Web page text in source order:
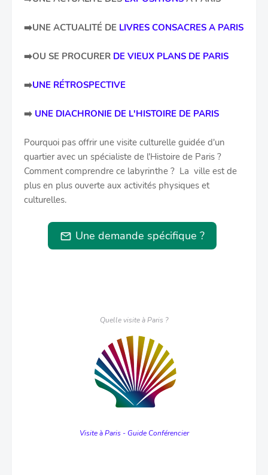
➡️UNE ACTUALITÉ DE LIVRES CONSACRES A PARIS
➡️OU SE PROCURER DE VIEUX PLANS DE PARIS
➡️UNE RÉTROSPECTIVE
➡️ UNE DIACHRONIE DE L'HISTOIRE DE PARIS
Pourquoi pas offrir une visite culturelle guidée d'un
quartier avec un spécialiste de l'Histoire de Paris ?
Comment comprendre ce labyrinthe ? La ville est de
plus en plus ouverte aux activités physiques et
culturelles.
Une demande spécifique ?
Quelle visite à Paris ?
Visite à Paris - Guide Conférencier